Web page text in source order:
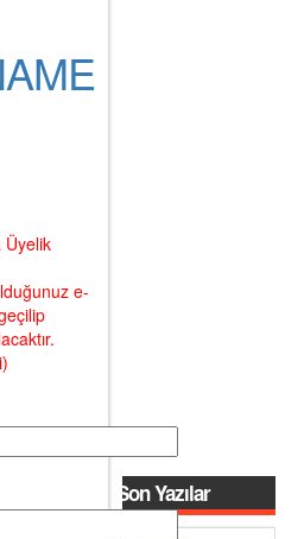
Üyelik
e-
Son Yazılar